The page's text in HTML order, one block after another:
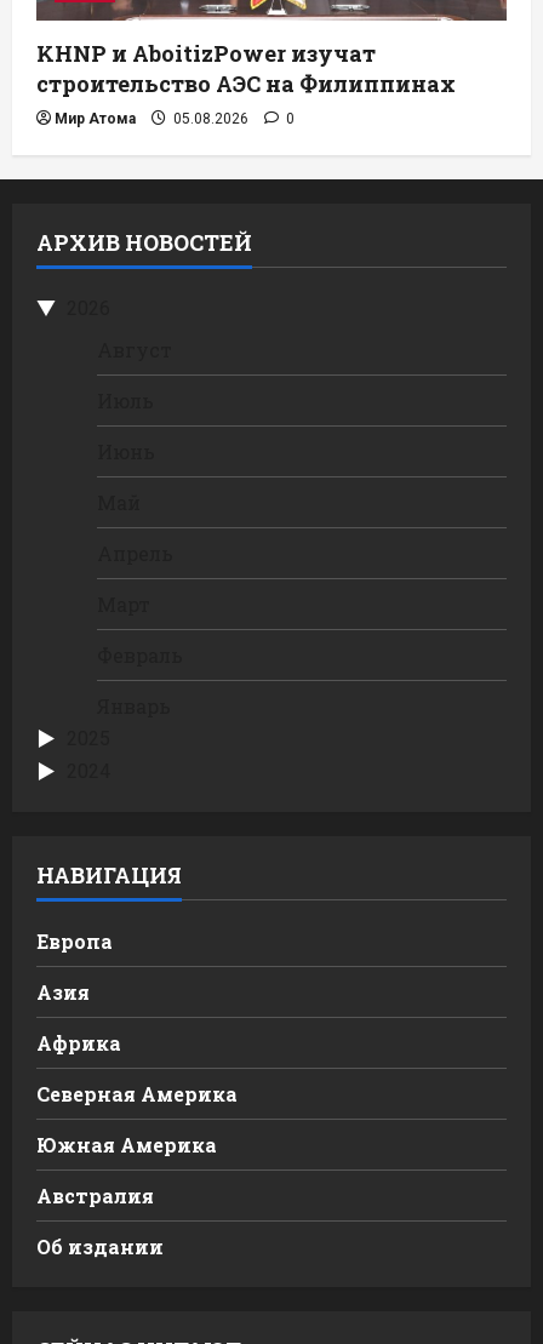
KHNP и AboitizPower изучат
строительство АЭС на Филиппинах
Мир Атома 05.08.2026 0
АРХИВ НОВОСТЕЙ
НАВИГАЦИЯ
Европа
Азия
Африка
Северная Америка
Южная Америка
Австралия
Об издании